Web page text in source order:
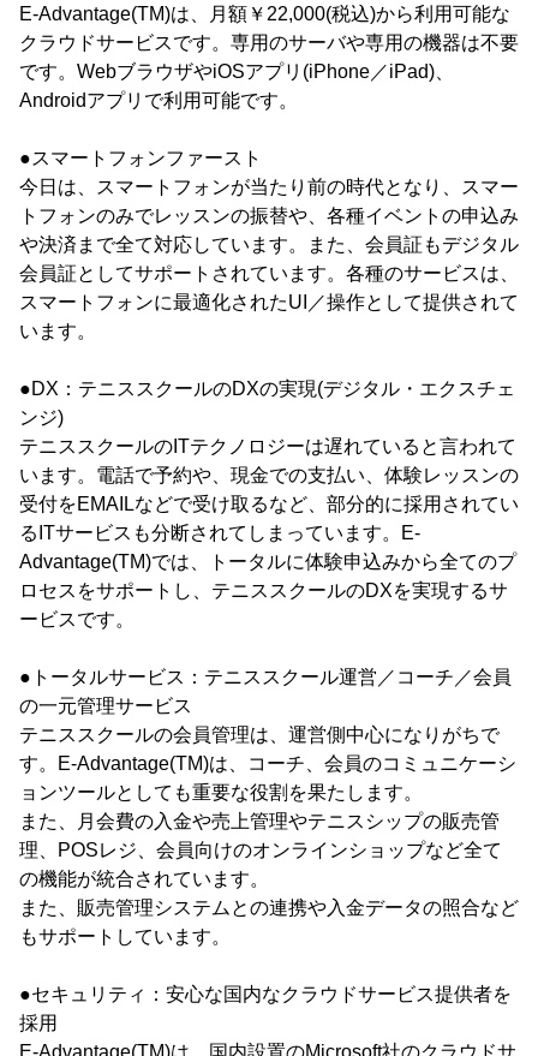
E-Advantage(TM)は、月額￥22,000(税込)から利用可能な
クラウドサービスです。専用のサーバや専用の機器は不要
です。WebブラウザやiOSアプリ(iPhone／iPad)、
Androidアプリで利用可能です。
●スマートフォンファースト
今日は、スマートフォンが当たり前の時代となり、スマー
トフォンのみでレッスンの振替や、各種イベントの申込み
や決済まで全て対応しています。また、会員証もデジタル
会員証としてサポートされています。各種のサービスは、
スマートフォンに最適化されたUI／操作として提供されて
います。
●DX：テニススクールのDXの実現(デジタル・エクスチェ
ンジ)
テニススクールのITテクノロジーは遅れていると言われて
います。電話で予約や、現金での支払い、体験レッスンの
受付をEMAILなどで受け取るなど、部分的に採用されてい
るITサービスも分断されてしまっています。E-
Advantage(TM)では、トータルに体験申込みから全てのプ
ロセスをサポートし、テニススクールのDXを実現するサ
ービスです。
●トータルサービス：テニススクール運営／コーチ／会員
の一元管理サービス
テニススクールの会員管理は、運営側中心になりがちで
す。E-Advantage(TM)は、コーチ、会員のコミュニケーシ
ョンツールとしても重要な役割を果たします。
また、月会費の入金や売上管理やテニスシップの販売管
理、POSレジ、会員向けのオンラインショップなど全て
の機能が統合されています。
また、販売管理システムとの連携や入金データの照合など
もサポートしています。
●セキュリティ：安心な国内なクラウドサービス提供者を
採用
E-Advantage(TM)は、国内設置のMicrosoft社のクラウドサ